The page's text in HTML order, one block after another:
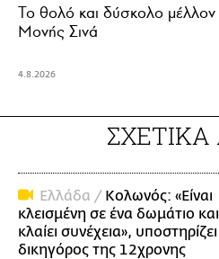
Το θολό και δύσκολο μέλλον
Μονής Σινά
4.8.2026
Ελλάδα / Κολωνός: «Είναι
κλεισμένη σε ένα δωμάτιο και
κλαίει συνέχεια»,
δικηγόρος της 12χρονης